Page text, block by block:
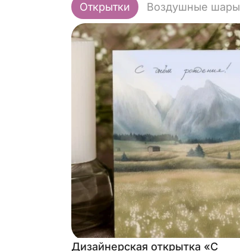
Открытки Воздушные шары
Дизайнерская открытка «С